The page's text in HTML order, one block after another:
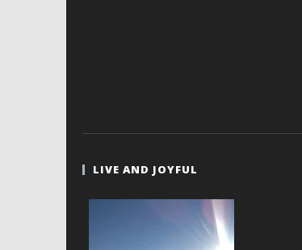
LIVE AND JOYFUL